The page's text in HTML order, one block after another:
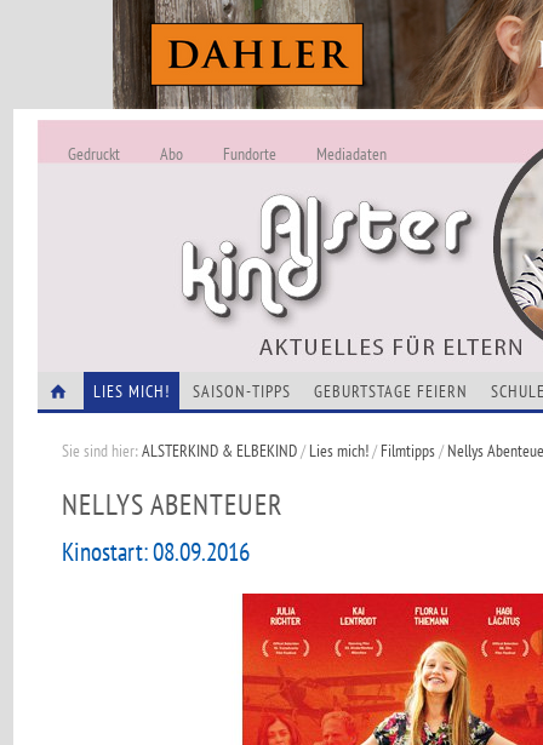
ALSTERKIND -
Alles Neu
Gedruckt Abo Fundorte Mediadaten
LIES MICH! SAISON-TIPPS GEBURTSTAGE FEIERN
Sie sind hier:ALSTERKIND & ELBEKIND/Lies mich!/Filmtipps/Nellys
NELLYS ABENTEUER
Kinostart: 08.09.2016